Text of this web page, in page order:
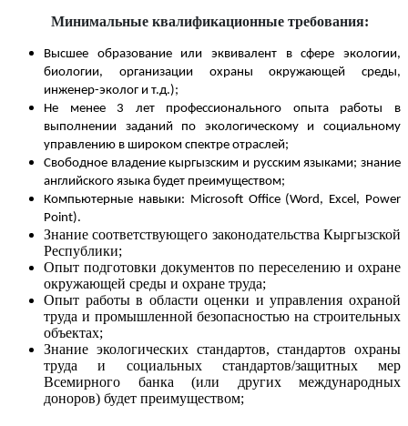
Минимальные квалификационные требования:
Высшее образование или эквивалент в сфере экологии,
биологии, организации охраны окружающей среды,
инженер-эколог и т.д.);
Не менее 3 лет профессионального опыта работы в
выполнении заданий по экологическому и социальному
управлению в широком спектре отраслей;
Свободное владение кыргызским и русским языками; знание
английского языка будет преимуществом;
Компьютерные навыки: Microsoft Office (Word, Excel, Power
Point).
Знание соответствующего законодательства Кыргызской
Республики;
Опыт подготовки документов по переселению и охране
окружающей среды и охране труда;
Опыт работы в области оценки и управления охраной
труда и промышленной безопасностью на строительных
объектах;
Знание экологических стандартов, стандартов охраны
труда и социальных стандартов/защитных мер
Всемирного банка (или других международных
доноров) будет преимуществом;